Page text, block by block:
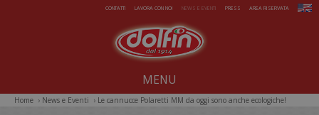
Salta al contenuto principaleCONTATTI LAVORA CON NOI NEWS E EVENTI PRESS AREA RISERVATA
Noi dal 1914
MENU
Home › News e Eventi › Le cannucce Polaretti MM da oggi sono anche ecologiche!